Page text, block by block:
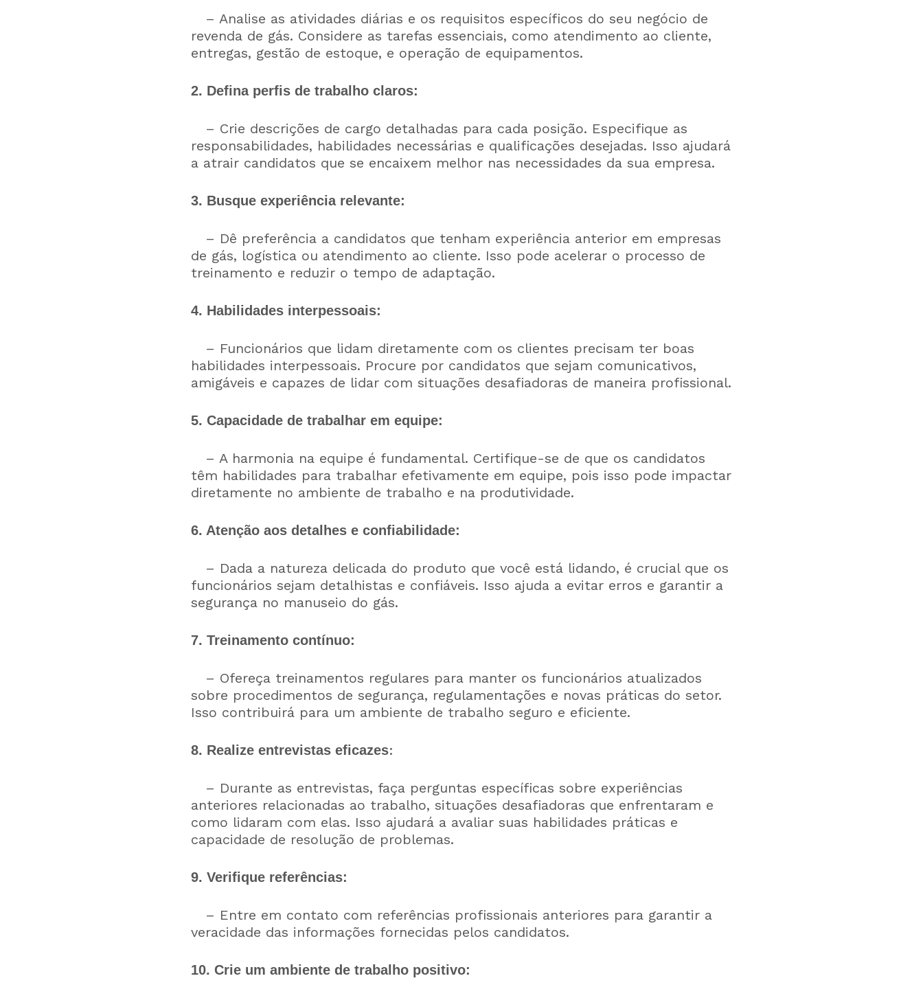
– Analise as atividades diárias e os requisitos específicos do seu negócio de
revenda de gás. Considere as tarefas essenciais, como atendimento ao cliente,
entregas, gestão de estoque, e operação de equipamentos.
2. Defina perfis de trabalho claros:
– Crie descrições de cargo detalhadas para cada posição. Especifique as
responsabilidades, habilidades necessárias e qualificações desejadas. Isso ajudará
a atrair candidatos que se encaixem melhor nas necessidades da sua empresa.
3. Busque experiência relevante:
– Dê preferência a candidatos que tenham experiência anterior em empresas
de gás, logística ou atendimento ao cliente. Isso pode acelerar o processo de
treinamento e reduzir o tempo de adaptação.
4. Habilidades interpessoais:
– Funcionários que lidam diretamente com os clientes precisam ter boas
habilidades interpessoais. Procure por candidatos que sejam comunicativos,
amigáveis e capazes de lidar com situações desafiadoras de maneira profissional.
5. Capacidade de trabalhar em equipe:
– A harmonia na equipe é fundamental. Certifique-se de que os candidatos
têm habilidades para trabalhar efetivamente em equipe, pois isso pode impactar
diretamente no ambiente de trabalho e na produtividade.
6. Atenção aos detalhes e confiabilidade:
– Dada a natureza delicada do produto que você está lidando, é crucial que os
funcionários sejam detalhistas e confiáveis. Isso ajuda a evitar erros e garantir a
segurança no manuseio do gás.
7. Treinamento contínuo:
– Ofereça treinamentos regulares para manter os funcionários atualizados
sobre procedimentos de segurança, regulamentações e novas práticas do setor.
Isso contribuirá para um ambiente de trabalho seguro e eficiente.
8. Realize entrevistas eficazes:
– Durante as entrevistas, faça perguntas específicas sobre experiências
anteriores relacionadas ao trabalho, situações desafiadoras que enfrentaram e
como lidaram com elas. Isso ajudará a avaliar suas habilidades práticas e
capacidade de resolução de problemas.
9. Verifique referências:
– Entre em contato com referências profissionais anteriores para garantir a
veracidade das informações fornecidas pelos candidatos.
10. Crie um ambiente de trabalho positivo: